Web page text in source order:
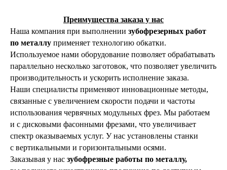
Преимущества заказа у нас
Наша компания при выполнении зубофрезерных работ
по металлу применяет технологию обкатки.
Используемое нами оборудование позволяет обрабатывать
параллельно несколько заготовок, что позволяет увеличить
производительность и ускорить исполнение заказа.
Наши специалисты применяют инновационные методы,
связанные с увеличением скорости подачи и частоты
использования червячных модульных фрез. Мы работаем
и с дисковыми фасонными фрезами, что увеличивает
спектр оказываемых услуг. У нас установлены станки
с вертикальными и горизонтальными осями.
Заказывая у нас зубофрезные работы по металлу,